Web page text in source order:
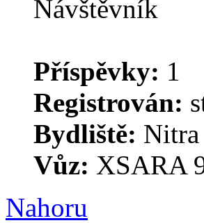
Příspěvky: 1
Registrován:
Bydliště: Nitra
Vůz: XSARA
Nahoru